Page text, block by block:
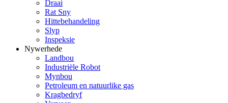
Draai
Rat Sny
Hittebehandeling
Slyp
Inspeksie
Nywerhede
Landbou
Industriële Robot
Mynbou
Petroleum en natuurlike gas
Kragbedryf